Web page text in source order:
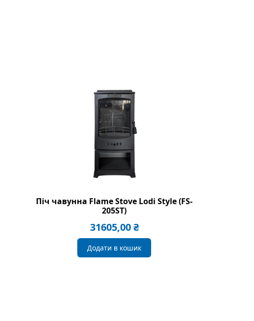
Піч чавунна Flame Stove Lodi Style (FS-
205ST)
31605,00₴
Додати в кошик